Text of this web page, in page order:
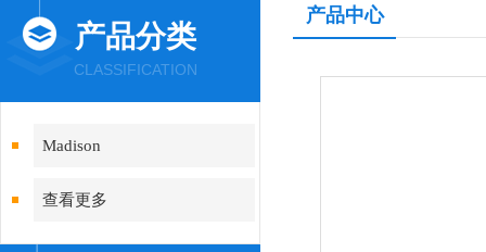
产品分类
CLASSIFICATION
Madison
查看更多
产品中心